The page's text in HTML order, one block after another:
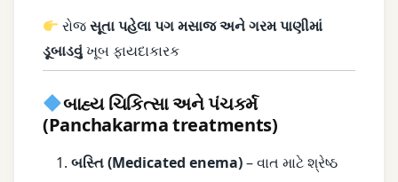
રોજસૂતા પહેલા પગ મસાજ અને ગરમ પાણીમાં
ડૂબાડવુંખૂબ ફાયદાકારક
બાહ્ય ચિકિત્સા અને પંચકર્મ
(Panchakarma treatments)
બસ્તિ (Medicated enema)– વાત માટે શ્રેષ્ઠ